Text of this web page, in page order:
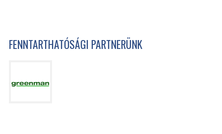
FENNTARTHATÓSÁGI PARTNERÜNK